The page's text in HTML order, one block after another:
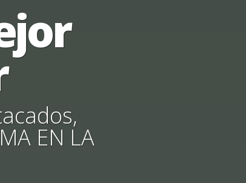
,
EN LA